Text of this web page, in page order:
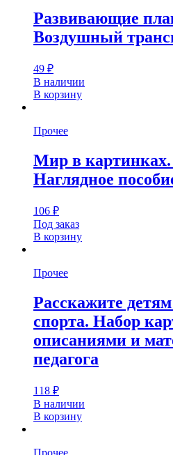
Развивающие
Воздушный
49 ₽
В наличии
В корзину
Прочее
Мир в
Наглядное
106 ₽
Под заказ
В корзину
Прочее
Расскажите
спорта. Набор
описаниями и
педагога
118 ₽
В наличии
В корзину
Прочее